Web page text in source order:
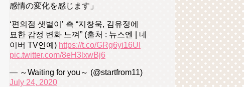
感情の変化を感じます」
‘편의점 샛별이’ 측 “지창욱, 김유정에
묘한 감정 변화 느껴” (출처 : 뉴스엔 | 네
이버 TV연예) https://t.co/GRg6yi16UI
pic.twitter.com/8eH3lxwBj6
— ～Waiting for you～ (@startfrom11)
July 24, 2020